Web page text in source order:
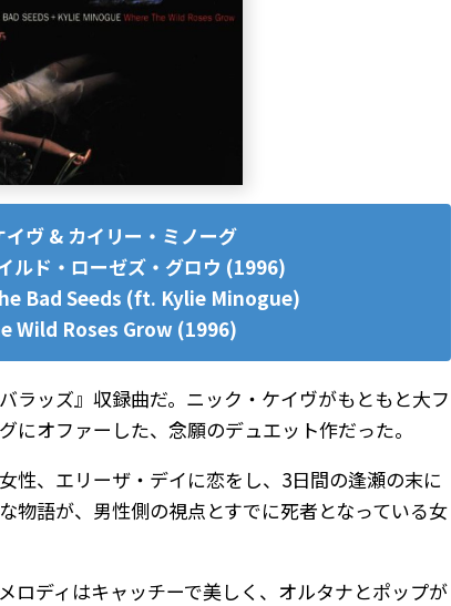
イヴ & カイリー・ミノーグ
ルド・ローゼズ・グロウ (1996)
Bad Seeds (ft. Kylie Minogue)
Wild Roses Grow (1996)
ラッズ』収録曲だ。ニック・ケイヴがもともと大フ
にオファーした、念願のデュエット作だった。
性、エリーザ・デイに恋をし、3日間の逢瀬の末に
物語が、男性側の視点とすでに死者となっている女
ロディはキャッチーで美しく、オルタナとポップが